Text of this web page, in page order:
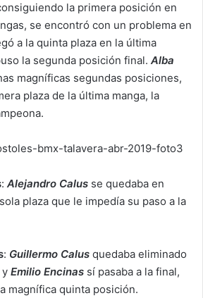
la primera posición en
se encontró con un problema en
a la quinta plaza en la última
la segunda posición final. Alba
magníficas segundas posiciones,
plaza de la última manga, la
: Alejandro Calus se quedaba en
plaza que le impedía su paso a la
: Guillermo Calus quedaba eliminado
y Emilio Encinas sí pasaba a la final,
magnífica quinta posición.